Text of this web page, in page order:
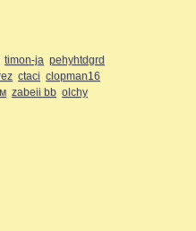
timon-ja pehyhtdgrd
ctaci clopman16
zabeii bb olchy